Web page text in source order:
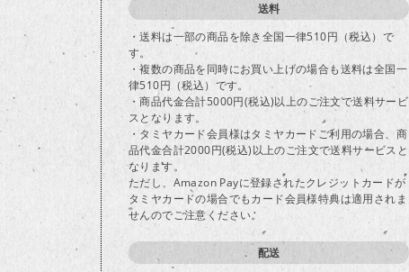
送料
・送料は一部の商品を除き全国一律510円（税込）で
す。
・複数の商品を同時にお買い上げの場合も送料は全国一
律510円（税込）です。
・商品代金合計5000円(税込)以上のご注文で送料サービ
スとなります。
・タミヤカード会員様はタミヤカードご利用の場合、商
品代金合計2000円(税込)以上のご注文で送料サービスと
なります。
ただし、Amazon Payに登録されたクレジットカードが
タミヤカードの場合でもカード会員様特典は適用されま
せんのでご注意ください。
配送